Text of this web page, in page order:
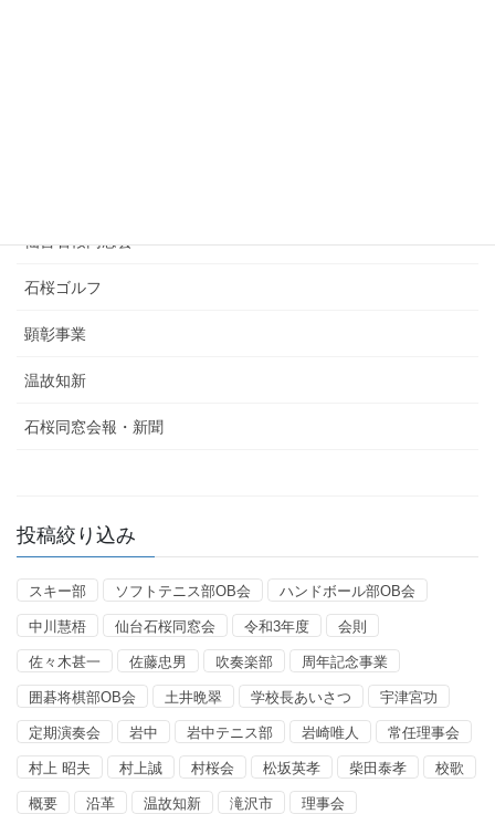
仙台石桜同窓会
石桜ゴルフ
顕彰事業
温故知新
石桜同窓会報・新聞
投稿絞り込み
スキー部 ソフトテニス部OB会 ハンドボール部OB会
中川慧梧 仙台石桜同窓会 令和3年度 会則
佐々木甚一 佐藤忠男 吹奏楽部 周年記念事業
囲碁将棋部OB会 土井晩翠 学校長あいさつ 宇津宮功
定期演奏会 岩中 岩中テニス部 岩崎唯人 常任理事会
村上 昭夫 村上誠 村桜会 松坂英孝 柴田泰孝 校歌
概要 沿革 温故知新 滝沢市 理事会